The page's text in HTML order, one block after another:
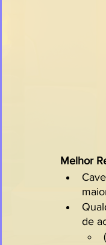
Melhor
de